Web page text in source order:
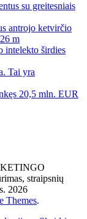
su greitesniais
antrojo ketvirčio
m
intelekto širdies
Tai yra
20,5 mln. EUR
straipsnių
2026
Themes.